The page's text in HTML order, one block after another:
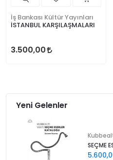
İş Bankası Kültür Yayınları
İSTANBUL KARŞILAŞMALARI
3.500,00
Yeni Gelenler
SEÇME